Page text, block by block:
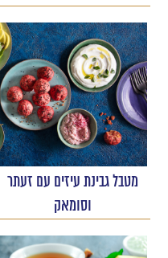
מטבל גבינת עיזים עם זעתר
וסומאק